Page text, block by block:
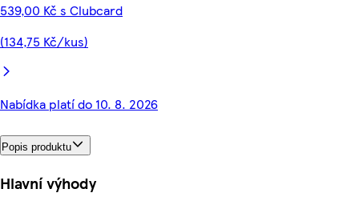
539,00 Kč s Clubcard
(134,75 Kč/kus)
Nabídka platí do 10. 8. 2026
Popis produktu
Hlavní výhody